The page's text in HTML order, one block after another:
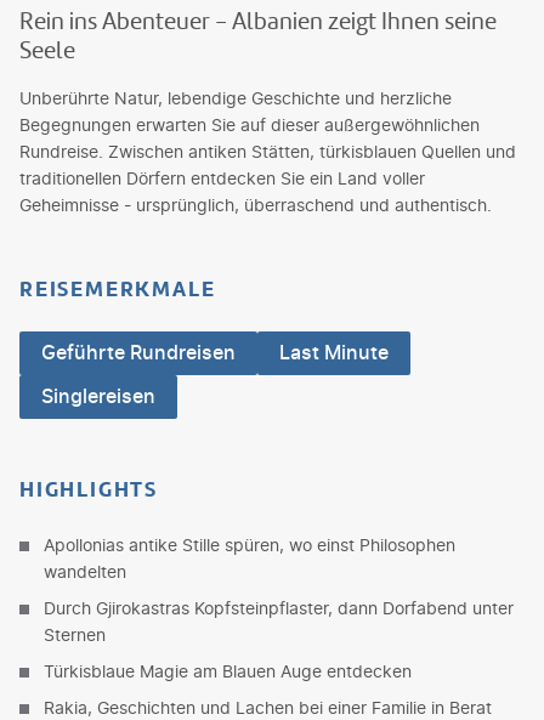
Rein ins Abenteuer - Albanien zeigt Ihnen seine
Seele
Unberührte Natur, lebendige Geschichte und herzliche
Begegnungen erwarten Sie auf dieser außergewöhnlichen
Rundreise. Zwischen antiken Stätten, türkisblauen Quellen und
traditionellen Dörfern entdecken Sie ein Land voller
Geheimnisse - ursprünglich, überraschend und authentisch.
REISEMERKMALE
Geführte Rundreisen
Last Minute
Singlereisen
HIGHLIGHTS
Apollonias antike Stille spüren, wo einst Philosophen
wandelten
Durch Gjirokastras Kopfsteinpflaster, dann Dorfabend unter
Sternen
Türkisblaue Magie am Blauen Auge entdecken
Rakia, Geschichten und Lachen bei einer Familie in Berat